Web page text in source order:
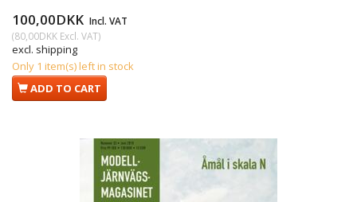
100,00DKK Incl. VAT
(80,00DKK Excl. VAT)
excl. shipping
Only 1 item(s) left in stock
ADD TO CART